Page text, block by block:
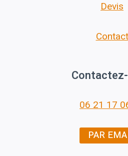
Devis
Contact
06 21 17
PAR